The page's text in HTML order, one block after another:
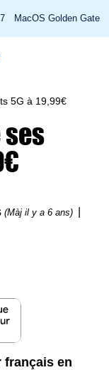
MacOS Golden Gate
5G à 19,99€
(Màj il y a 6 ans)
français en